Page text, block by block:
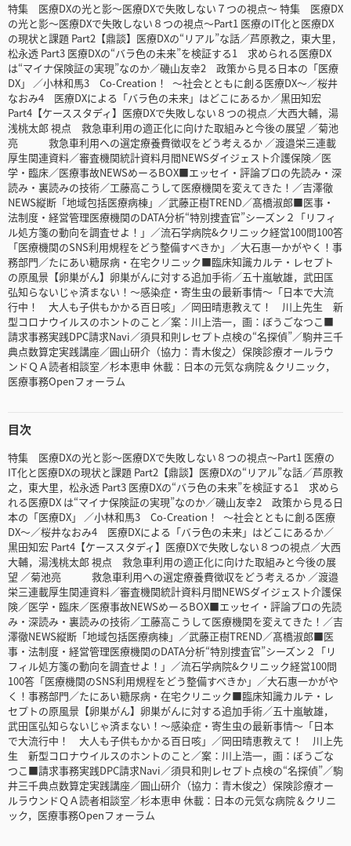
特集 医療DXの光と影～医療DXで失敗しない７つの視点～ 特集 医療DX
の光と影～医療DXで失敗しない８つの視点～Part1 医療のIT化と医療DX
の現状と課題 Part2【鼎談】医療DXの“リアル”な話／芦原教之，東大里，
松永透 Part3 医療DXの“バラ色の未来”を検証する1 求められる医療DX
は“マイナ保険証の実現”なのか／磯山友幸2 政策から見る日本の「医療
DX」 ／小林和馬3 Co-Creation！ ～社会とともに創る医療DX～／桜井
なおみ4 医療DXによる「バラ色の未来」はどこにあるか／黒田知宏
Part4【ケーススタディ】医療DXで失敗しない８つの視点／大西大輔，湯
浅桃太郎 視点 救急車利用の適正化に向けた取組みと今後の展望 ／菊池
亮 救急車利用への選定療養費徴収をどう考えるか ／渡邉栄三連載
厚生関連資料／審査機関統計資料月間NEWSダイジェスト介護保険／医
学・臨床／医療事故NEWSめーるBOX■エッセイ・評論プロの先読み・深
読み・裏読みの技術／工藤高こうして医療機関を変えてきた！／吉澤徹
NEWS縦断「地域包括医療病棟」／武藤正樹TREND／髙橋淑郎■医事・
法制度・経営管理医療機関のDATA分析“特別捜査官”シーズン２「リフィ
ル処方箋の動向を調査せよ！」／流石学病院&クリニック経営100問100答
「医療機関のSNS利用規程をどう整備すべきか」／大石惠一かがやく！事
務部門／たにあい糖尿病・在宅クリニック■臨床知識カルテ・レセプト
の原風景【卵巣がん】卵巣がんに対する追加手術／五十嵐敏雄，武田匤
弘知らないじゃ済まない！～感染症・寄生虫の最新事情～「日本で大流
行中！ 大人も子供もかかる百日咳」／岡田晴恵教えて！ 川上先生 新
型コロナウイルスのホントのこと／案：川上浩一，画：ぼうごなつこ■
請求事務実践DPC請求Navi／須貝和則レセプト点検の“名探偵”／駒井三千
典点数算定実践講座／圓山研介（協力：青木俊之）保険診療オールラウ
ンドＱＡ読者相談室／杉本恵申 休載：日本の元気な病院＆クリニック，
医療事務Openフォーラム
目次
特集 医療DXの光と影～医療DXで失敗しない８つの視点～Part1 医療の
IT化と医療DXの現状と課題 Part2【鼎談】医療DXの“リアル”な話／芦原教
之，東大里，松永透 Part3 医療DXの“バラ色の未来”を検証する1 求めら
れる医療DX は“マイナ保険証の実現”なのか／磯山友幸2 政策から見る日
本の「医療DX」 ／小林和馬3 Co-Creation！ ～社会とともに創る医療
DX～／桜井なおみ4 医療DXによる「バラ色の未来」はどこにあるか／
黒田知宏 Part4【ケーススタディ】医療DXで失敗しない８つの視点／大西
大輔，湯浅桃太郎 視点 救急車利用の適正化に向けた取組みと今後の展
望 ／菊池亮 救急車利用への選定療養費徴収をどう考えるか ／渡邉
栄三連載厚生関連資料／審査機関統計資料月間NEWSダイジェスト介護保
険／医学・臨床／医療事故NEWSめーるBOX■エッセイ・評論プロの先読
み・深読み・裏読みの技術／工藤高こうして医療機関を変えてきた！／吉
澤徹NEWS縦断「地域包括医療病棟」／武藤正樹TREND／髙橋淑郎■医
事・法制度・経営管理医療機関のDATA分析“特別捜査官”シーズン２「リ
フィル処方箋の動向を調査せよ！」／流石学病院&クリニック経営100問
100答「医療機関のSNS利用規程をどう整備すべきか」／大石惠一かがや
く！事務部門／たにあい糖尿病・在宅クリニック■臨床知識カルテ・レ
セプトの原風景【卵巣がん】卵巣がんに対する追加手術／五十嵐敏雄，
武田匤弘知らないじゃ済まない！～感染症・寄生虫の最新事情～「日本
で大流行中！ 大人も子供もかかる百日咳」／岡田晴恵教えて！ 川上先
生 新型コロナウイルスのホントのこと／案：川上浩一，画：ぼうごな
つこ■請求事務実践DPC請求Navi／須貝和則レセプト点検の“名探偵”／駒
井三千典点数算定実践講座／圓山研介（協力：青木俊之）保険診療オー
ルラウンドＱＡ読者相談室／杉本恵申 休載：日本の元気な病院＆クリニ
ック，医療事務Openフォーラム